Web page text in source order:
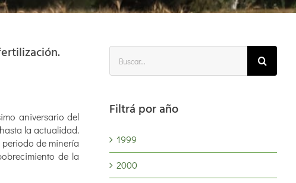
aniversario del
la actualidad.
de minería
de la
Filtrá por año
1999
2000